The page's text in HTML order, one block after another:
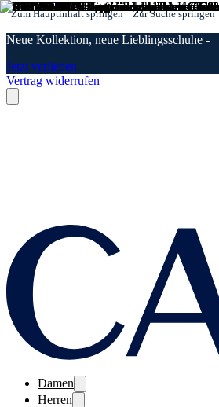
Zum Hauptinhalt springen Zur Suche springen
Neue Kollektion, neue Lieblingsschuhe -
Jetzt verlieben
Vertrag widerrufen
Damen
Herren